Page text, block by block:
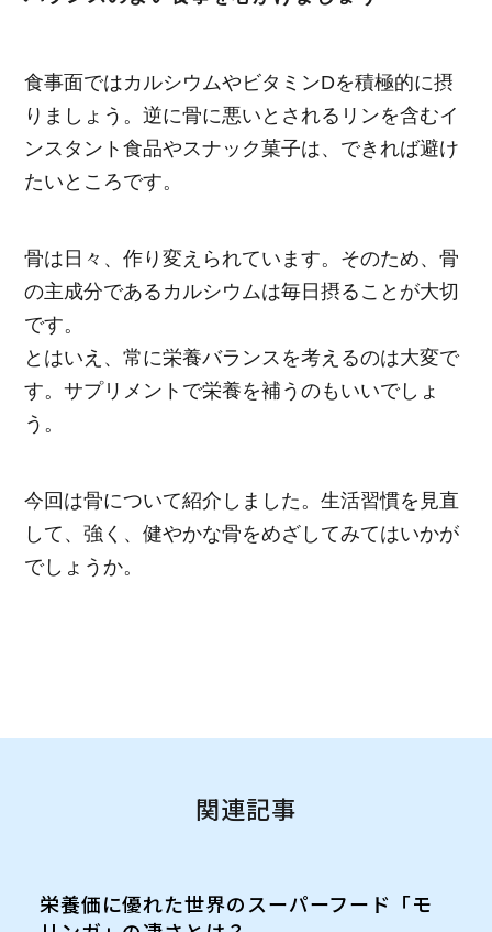
食事面ではカルシウムやビタミンDを積極的に摂
りましょう。逆に骨に悪いとされるリンを含むイ
ンスタント食品やスナック菓子は、できれば避け
たいところです。
骨は日々、作り変えられています。そのため、骨
の主成分であるカルシウムは毎日摂ることが大切
です。
とはいえ、常に栄養バランスを考えるのは大変で
す。サプリメントで栄養を補うのもいいでしょ
う。
今回は骨について紹介しました。生活習慣を見直
して、強く、健やかな骨をめざしてみてはいかが
でしょうか。
関連記事
栄養価に優れた世界のスーパーフード「モ